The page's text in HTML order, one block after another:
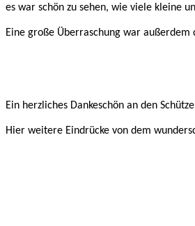
es war schön zu sehen, wie viele kleine
Eine große Überraschung war
Ein herzliches Dankeschön an den
Hier weitere Eindrücke von dem